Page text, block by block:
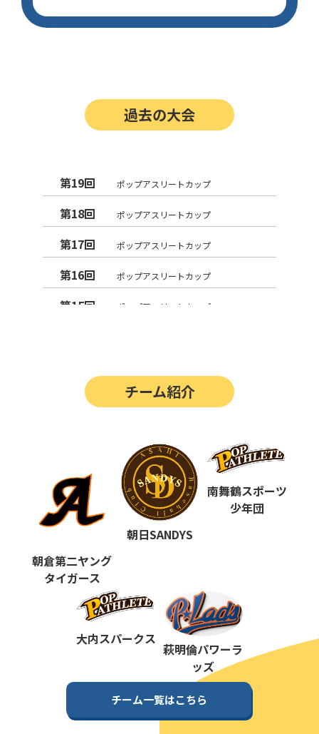
過去の大会
第19回 ポップアスリートカップ
第18回 ポップアスリートカップ
第17回 ポップアスリートカップ
第16回 ポップアスリートカップ
第15回 ポップアスリートカップ
第12回 決勝戦の動画はこちらから
ポップアスリートカップ
第10回 ポップアスリートカップ
第9回 ポップアスリートカップ
第7回
第6回 ポップアスリートカップ
第5回 ポップアスリートカップ
ポップアスリートカップ
ポップアスリートカップ
チーム紹介
朝倉第二ヤング
タイガース
朝日SANDYS
南舞鶴スポーツ
少年団
大内スパークス
萩明倫パワーラ
ッズ
チーム一覧はこちら